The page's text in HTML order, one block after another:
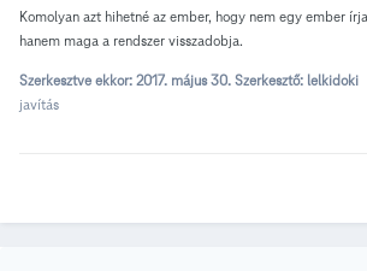
Komolyan azt hihetné az ember, hogy nem egy ember
hanem maga a rendszer visszadobja.
Szerkesztve ekkor: 2017. május 30. Szerkesztő: lelkidoki
javítás